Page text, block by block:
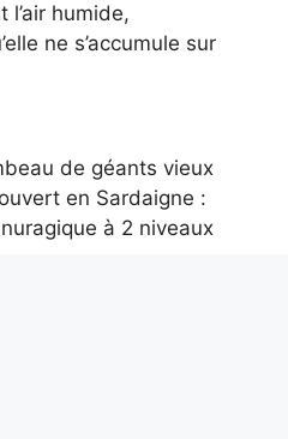
l’air humide,
ne s’accumule sur